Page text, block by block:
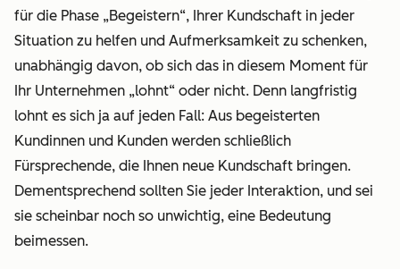
für die Phase „Begeistern“, Ihrer Kundschaft in jeder
Situation zu helfen und Aufmerksamkeit zu schenken,
unabhängig davon, ob sich das in diesem Moment für
Ihr Unternehmen „lohnt“ oder nicht. Denn langfristig
lohnt es sich ja auf jeden Fall: Aus begeisterten
Kundinnen und Kunden werden schließlich
Fürsprechende, die Ihnen neue Kundschaft bringen.
Dementsprechend sollten Sie jeder Interaktion, und sei
sie scheinbar noch so unwichtig, eine Bedeutung
beimessen.